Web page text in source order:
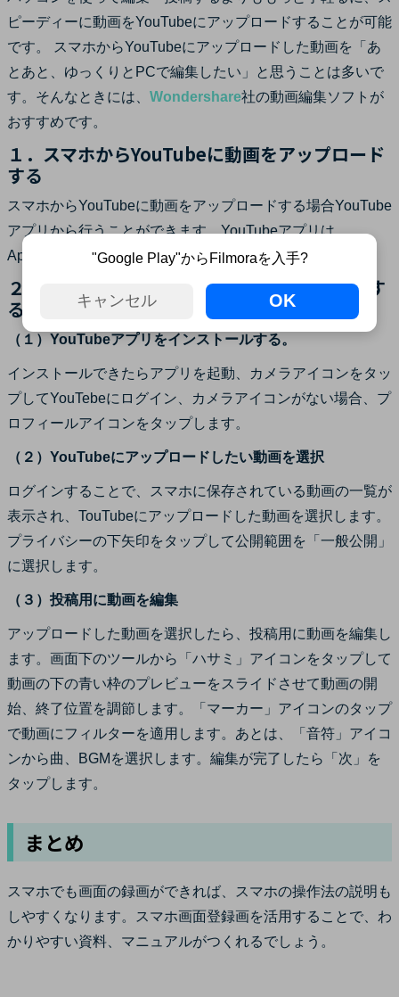
ピーディーに動画をYouTubeにアップロードすることが可能
です。 スマホからYouTubeにアップロードした動画を「あ
とあと、ゆっくりとPCで編集したい」と思うことは多いで
す。そんなときには、 Wondershare社の動画編集ソフトが
おすすめです。
１．スマホからYouTubeに動画をアップロード
する
スマホからYouTubeに動画をアップロードする場合YouTube
アプリから行うことができます。YouTubeアプリは、
AppStore・GooglePlayストアからインストールできます。
２．YouTubeアプリから動画をアップロードす
る方法
（１）YouTubeアプリをインストールする。
インストールできたらアプリを起動、カメラアイコンをタッ
プしてYouTebeにログイン、カメラアイコンがない場合、プ
ロフィールアイコンをタップします。
（２）YouTubeにアップロードしたい動画を選択
ログインすることで、スマホに保存されている動画の一覧が
表示され、TouTubeにアップロードした動画を選択します。
プライバシーの下矢印をタップして公開範囲を「一般公開」
に選択します。
（３）投稿用に動画を編集
アップロードした動画を選択したら、投稿用に動画を編集し
ます。画面下のツールから「ハサミ」アイコンをタップして
動画の下の青い枠のプレビューをスライドさせて動画の開
始、終了位置を調節します。「マーカー」アイコンのタップ
で動画にフィルターを適用します。あとは、「音符」アイコ
ンから曲、BGMを選択します。編集が完了したら「次」を
タップします。
まとめ
スマホでも画面の録画ができれば、スマホの操作法の説明も
しやすくなります。スマホ画面登録画を活用することで、わ
かりやすい資料、マニュアルがつくれるでしょう。
"Google Play"からFilmoraを入手?
キャンセル OK